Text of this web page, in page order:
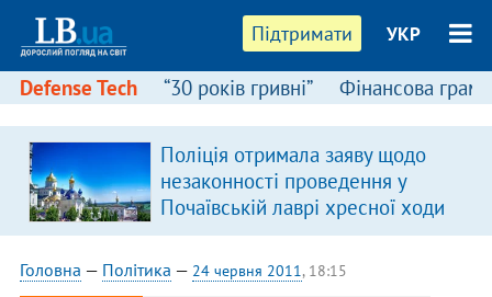
Підтримати УКР
Defense Tech “30 років гривні” Фінансова
Поліція отримала заяву щодо
незаконності проведення у
Почаївській лаврі хресної ходи
Головна — Політика — 24 червня 2011, 18:15